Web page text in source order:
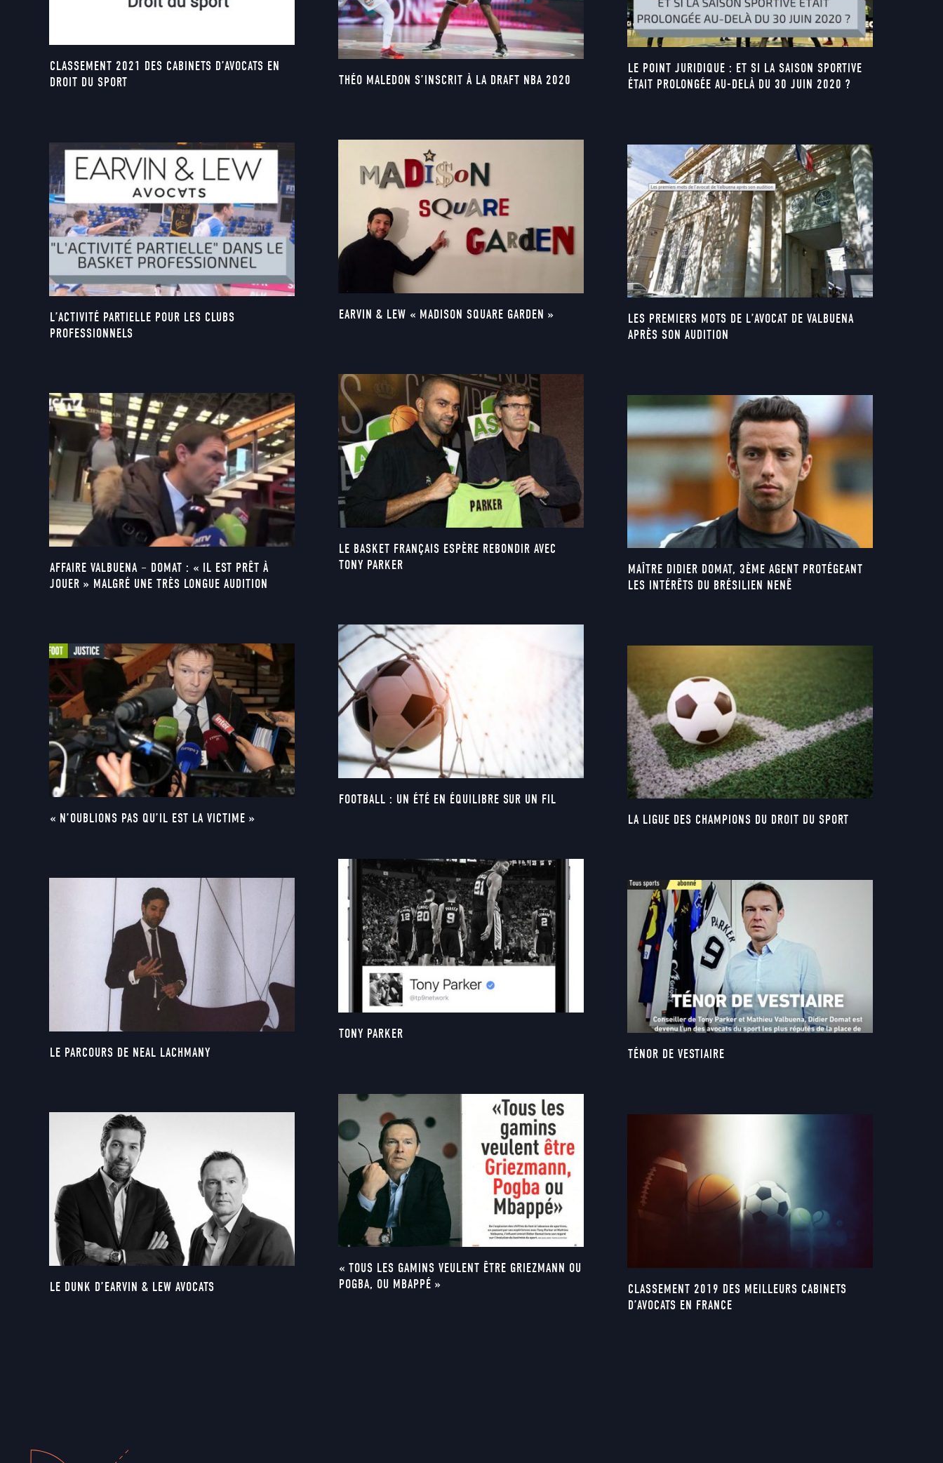
CLASSEMENT 2021 DES CABINETS D’AVOCATS EN
DROIT DU SPORT
L’ACTIVITÉ PARTIELLE POUR LES CLUBS
PROFESSIONNELS
AFFAIRE VALBUENA – DOMAT : « IL EST PRÊT À
JOUER » MALGRÉ UNE TRÈS LONGUE AUDITION
« N’OUBLIONS PAS QU’IL EST LA VICTIME »
LE PARCOURS DE NEAL LACHMANY
LE DUNK D’EARVIN & LEW AVOCATS
THÉO MALEDON S’INSCRIT À LA DRAFT NBA 2020
EARVIN & LEW « MADISON SQUARE GARDEN »
LE BASKET FRANÇAIS ESPÈRE REBONDIR AVEC
TONY PARKER
FOOTBALL : UN ÉTÉ EN ÉQUILIBRE SUR UN FIL
TONY PARKER
« TOUS LES GAMINS VEULENT ÊTRE GRIEZMANN OU
POGBA, OU MBAPPÉ »
LE POINT JURIDIQUE : ET SI LA SAISON SPORTIVE
ÉTAIT PROLONGÉE AU-DELÀ DU 30 JUIN 2020 ?
LES PREMIERS MOTS DE L’AVOCAT DE VALBUENA
APRÈS SON AUDITION
MAÎTRE DIDIER DOMAT, 3ÈME AGENT PROTÉGEANT
LES INTÉRÊTS DU BRÉSILIEN NENÊ
LA LIGUE DES CHAMPIONS DU DROIT DU SPORT
TÉNOR DE VESTIAIRE
CLASSEMENT 2019 DES MEILLEURS CABINETS
D’AVOCATS EN FRANCE